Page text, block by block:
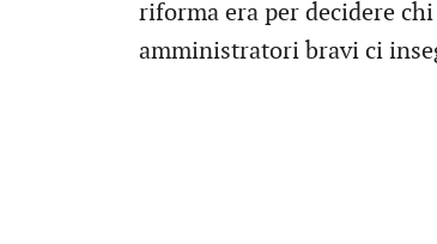
riforma era per decidere
amministratori bravi ci